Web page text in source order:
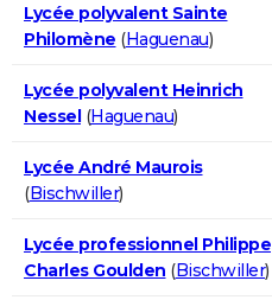
Lycée polyvalent Sainte
Philomène (Haguenau)
Lycée polyvalent Heinrich
Nessel(Haguenau)
Lycée André Maurois
(Bischwiller)
Lycée professionnel Philippe
Charles Goulden (Bischwiller)